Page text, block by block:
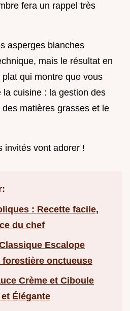
fera un rappel très
asperges blanches
mais le résultat en
qui montre que vous
cuisine : la gestion des
matières grasses et le
invités vont adorer !
: Recette facile,
du chef
Escalope
forestière onctueuse
Crème et Ciboule
Élégante